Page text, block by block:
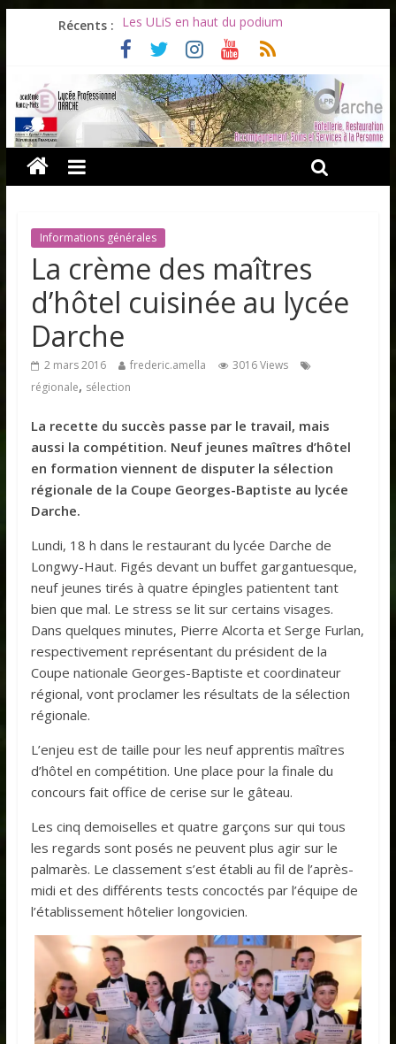
Récents : Les ULiS en haut du podium
Océane et la promotion du bénévolat
Bonnes vacances à tous !
Infos rentrée septembre 2026
Soirée d’adieux au Lycée Darche
Informations générales
La crème des maîtres
d’hôtel cuisinée au lycée
Darche
2 mars 2016 frederic.amella
3016 Views
régionale, sélection
La recette du succès passe par le travail, mais
aussi la compétition. Neuf jeunes maîtres d’hôtel
en formation viennent de disputer la sélection
régionale de la Coupe Georges-Baptiste au lycée
Darche.
Lundi, 18 h dans le restaurant du lycée Darche de
Longwy-Haut. Figés devant un buffet gargantuesque,
neuf jeunes tirés à quatre épingles patientent tant
bien que mal. Le stress se lit sur certains visages.
Dans quelques minutes, Pierre Alcorta et Serge Furlan,
respectivement représentant du président de la
Coupe nationale Georges-Baptiste et coordinateur
régional, vont proclamer les résultats de la sélection
régionale.
L’enjeu est de taille pour les neuf apprentis maîtres
d’hôtel en compétition. Une place pour la finale du
concours fait office de cerise sur le gâteau.
Les cinq demoiselles et quatre garçons sur qui tous
les regards sont posés ne peuvent plus agir sur le
palmarès. Le classement s’est établi au fil de l’après-
midi et des différents tests concoctés par l’équipe de
l’établissement hôtelier longovicien.